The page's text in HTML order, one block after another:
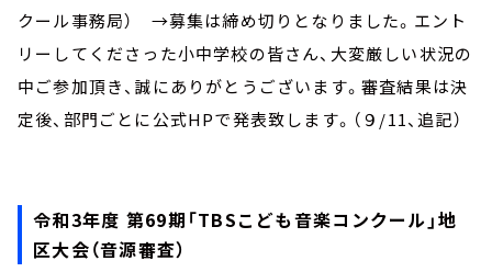
クール事務局） →募集は締め切りとなりました。エント
リーしてくださった小中学校の皆さん、大変厳しい状況の
中ご参加頂き、誠にありがとうございます。審査結果は決
定後、部門ごとに公式HPで発表致します。（９/11、追記）
令和3年度 第69期「TBSこども音楽コンクール」地
区大会（音源審査）